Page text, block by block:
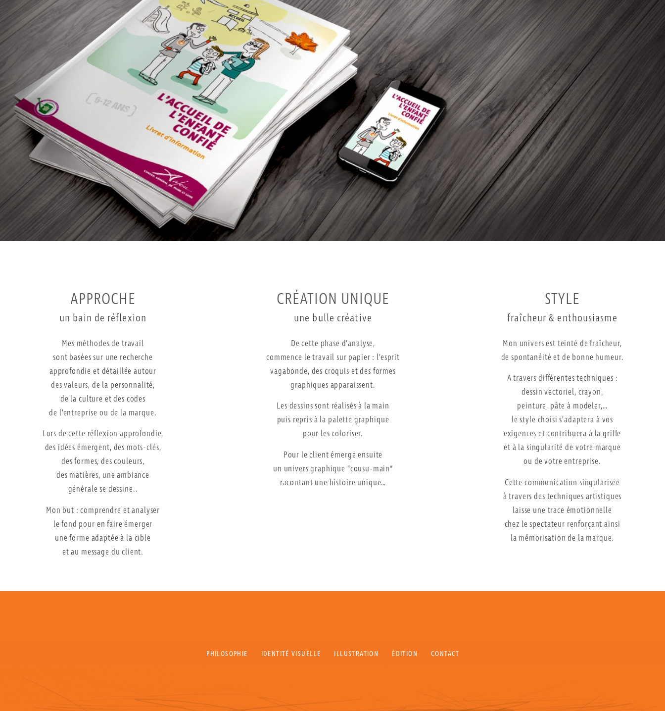
APPROCHE
un bain de réflexion
Mes méthodes de travail
sont basées sur une recherche
approfondie et détaillée autour
des valeurs, de la personnalité,
de la culture et des codes
de l’entreprise ou de la marque.
Lors de cette réflexion approfondie,
des idées émergent, des mots-clés,
des formes, des couleurs,
des matières, une ambiance
générale se dessine..
Mon but : comprendre et analyser
le fond pour en faire émerger
une forme adaptée à la cible
et au message du client.
CRÉATION UNIQUE
une bulle créative
De cette phase d’analyse,
commence le travail sur papier : l’esprit
vagabonde, des croquis et des formes
graphiques apparaissent.
Les dessins sont réalisés à la main
puis repris à la palette graphique
pour les coloriser.
Pour le client émerge ensuite
un univers graphique “cousu-main“
racontant une histoire unique…
STYLE
fraîcheur & enthousiasme
Mon univers est teinté de fraîcheur,
de spontanéité et de bonne humeur.
A travers différentes techniques :
dessin vectoriel, crayon,
peinture, pâte à modeler,…
le style choisi s’adaptera à vos
exigences et contribuera à la griffe
et à la singularité de votre marque
ou de votre entreprise.
Cette communication singularisée
à travers des techniques artistiques
laisse une trace émotionnelle
chez le spectateur renforçant ainsi
la mémorisation de la marque.
PHILOSOPHIE IDENTITÉ VISUELLE ILLUSTRATION ÉDITION CONTACT